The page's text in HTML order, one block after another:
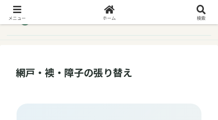
網戸・襖・障子の張り替え
メニュー ホーム 検索